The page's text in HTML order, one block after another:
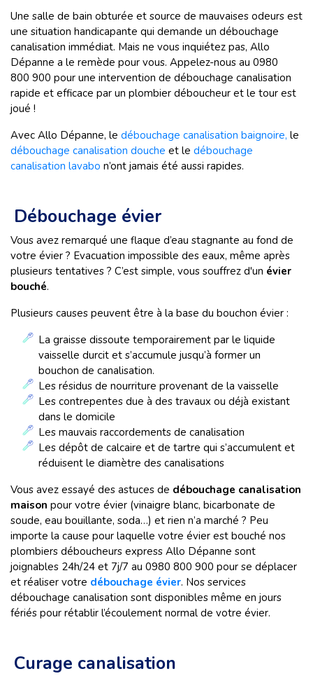
Une salle de bain obturée et source de mauvaises odeurs est
une situation handicapante qui demande un débouchage
canalisation immédiat. Mais ne vous inquiétez pas, Allo
Dépanne a le remède pour vous. Appelez-nous au 0980
800 900 pour une intervention de débouchage canalisation
rapide et efficace par un plombier déboucheur et le tour est
joué !
Avec Allo Dépanne, le débouchage canalisation baignoire, le
débouchage canalisation douche et le débouchage
canalisation lavabo n’ont jamais été aussi rapides.
Débouchage évier
Vous avez remarqué une flaque d’eau stagnante au fond de
votre évier ? Evacuation impossible des eaux, même après
plusieurs tentatives ? C’est simple, vous souffrez d'un évier
bouché.
Plusieurs causes peuvent être à la base du bouchon évier :
La graisse dissoute temporairement par le liquide
vaisselle durcit et s’accumule jusqu’à former un
bouchon de canalisation.
Les résidus de nourriture provenant de la vaisselle
Les contrepentes due à des travaux ou déjà existant
dans le domicile
Les mauvais raccordements de canalisation
Les dépôt de calcaire et de tartre qui s’accumulent et
réduisent le diamètre des canalisations
Vous avez essayé des astuces de débouchage canalisation
maison pour votre évier (vinaigre blanc, bicarbonate de
soude, eau bouillante, soda…) et rien n’a marché ? Peu
importe la cause pour laquelle votre évier est bouché nos
plombiers déboucheurs express Allo Dépanne sont
joignables 24h/24 et 7j/7 au 0980 800 900 pour se déplacer
et réaliser votre débouchage évier. Nos services
débouchage canalisation sont disponibles même en jours
fériés pour rétablir l’écoulement normal de votre évier.
Curage canalisation